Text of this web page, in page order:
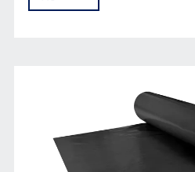
HORISONTALE
FESTEMIDLER
BUTYLTAPE
FIBERDUK, GEONETT,
GEOMEMBRANER